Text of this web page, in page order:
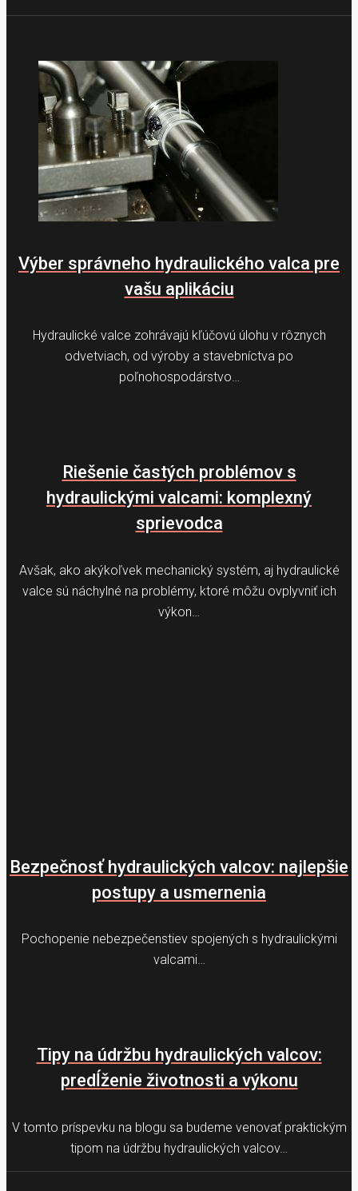
Výber správneho hydraulického valca pre
vašu aplikáciu
Hydraulické valce zohrávajú kľúčovú úlohu v rôznych
odvetviach, od výroby a stavebníctva po
poľnohospodárstvo…
Riešenie častých problémov s
hydraulickými valcami: komplexný
sprievodca
Avšak, ako akýkoľvek mechanický systém, aj hydraulické
valce sú náchylné na problémy, ktoré môžu ovplyvniť ich
výkon…
Bezpečnosť hydraulických valcov: najlepšie
postupy a usmernenia
Pochopenie nebezpečenstiev spojených s hydraulickými
valcami…
Tipy na údržbu hydraulických valcov:
predĺženie životnosti a výkonu
V tomto príspevku na blogu sa budeme venovať praktickým
tipom na údržbu hydraulických valcov…